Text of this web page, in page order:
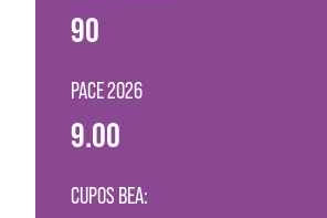
90
PACE 2026
9.00
CUPOS BEA: